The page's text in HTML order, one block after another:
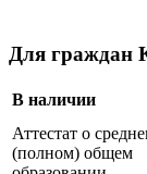
Для граждан
В наличии
Аттестат о
(полном) общем